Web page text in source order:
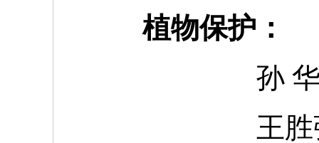
植物保护：
孙
王